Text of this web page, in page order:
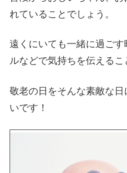
れていることでしょう。
遠くにいても一緒に過ご
ルなどで気持ちを伝えるこ
敬老の日をそんな素敵な
いです！